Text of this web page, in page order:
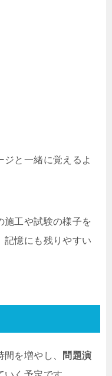
ジと一緒に覚えるよ
施工や試験の様子を
記憶にも残りやすい
を増やし、 問題演